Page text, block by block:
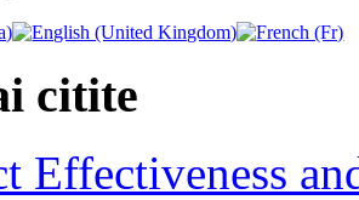
citite
Effectiveness